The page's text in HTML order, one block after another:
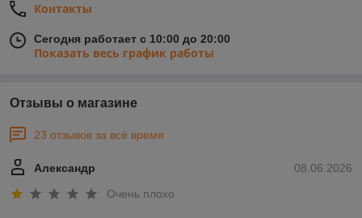
Контакты
Сегодня работает с 10:00 до 20:00
Показать весь график работы
Отзывы о магазине
23 отзывов за всё время
08.06.2026
Александр
Очень плохо